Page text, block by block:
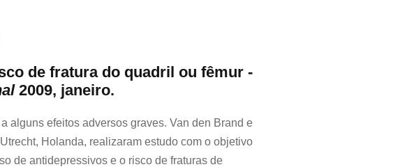
de fratura do quadril ou fêmur -
2009, janeiro.
alguns efeitos adversos graves. Van den Brand e
Holanda, realizaram estudo com o objetivo
de antidepressivos e o risco de fraturas de